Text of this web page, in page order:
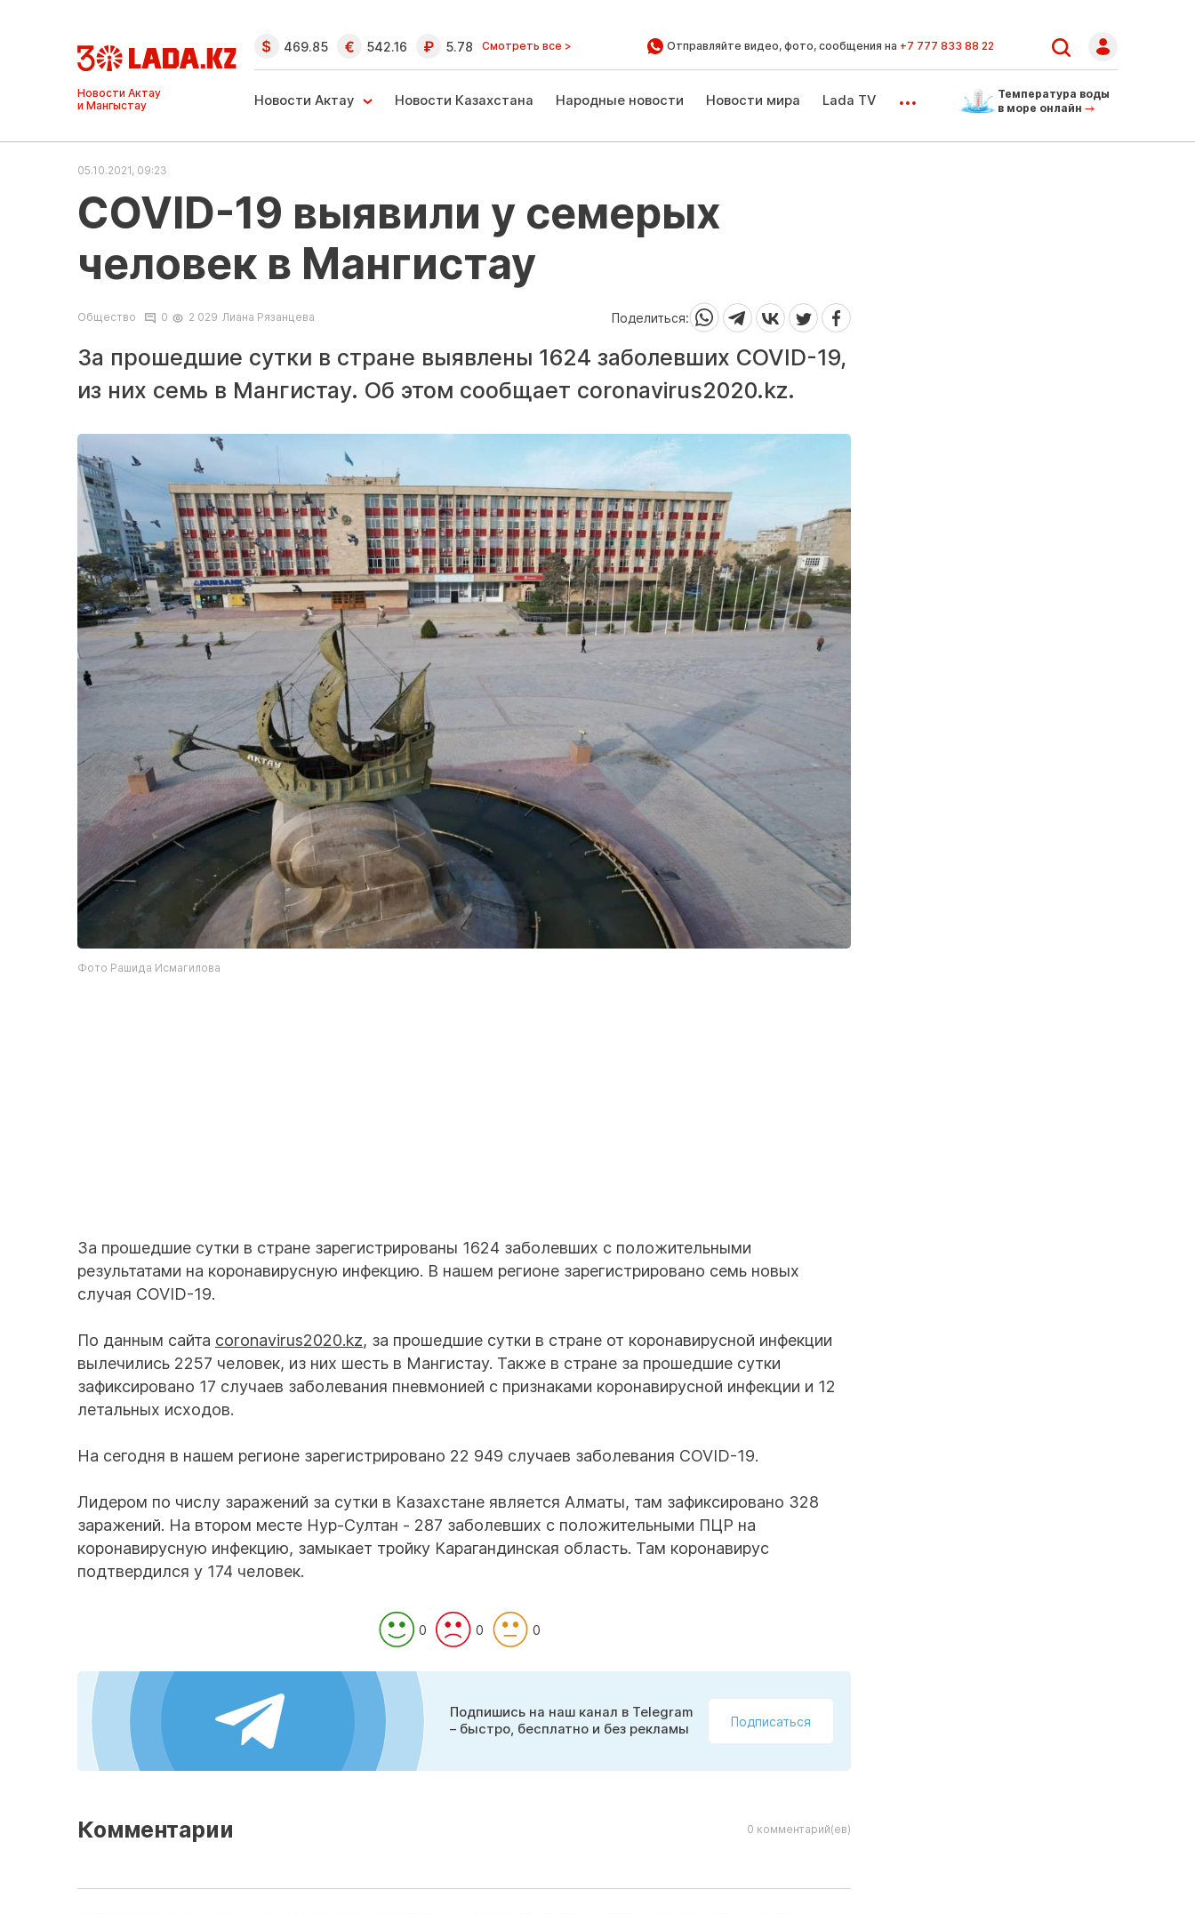
Ақтау және
Манғыстау
жаңалықтары
469.85 542.16 5.78 Смотреть все > Отправляйте видео, фото, сообщения на +7 777 833 88 22
Новости Актау Новости Казахстана Народные новости Новости мира Lada TV ...
Температура воды
в море онлайн
05.10.2021, 09:23
COVID-19 выявили у семерых
человек в Мангистау
Общество 0 2 029 Лиана Рязанцева Поделиться:
За прошедшие сутки в стране выявлены 1624 заболевших COVID-19,
из них семь в Мангистау. Об этом сообщает coronavirus2020.kz.
Фото Рашида Исмагилова
За прошедшие сутки в стране зарегистрированы 1624 заболевших с положительными
результатами на коронавирусную инфекцию. В нашем регионе зарегистрировано семь новых
случая COVID-19.
По данным сайта coronavirus2020.kz, за прошедшие сутки в стране от коронавирусной инфекции
вылечились 2257 человек, из них шесть в Мангистау. Также в стране за прошедшие сутки
зафиксировано 17 случаев заболевания пневмонией с признаками коронавирусной инфекции и 12
летальных исходов.
На сегодня в нашем регионе зарегистрировано 22 949 случаев заболевания COVID-19.
Лидером по числу заражений за сутки в Казахстане является Алматы, там зафиксировано 328
заражений. На втором месте Нур-Султан - 287 заболевших с положительными ПЦР на
коронавирусную инфекцию, замыкает тройку Карагандинская область. Там коронавирус
подтвердился у 174 человек.
0 0 0
Подпишись на наш канал в Telegram
– быстро, бесплатно и без рекламы
Подписаться
Комментарии 0 комментарий(ев)